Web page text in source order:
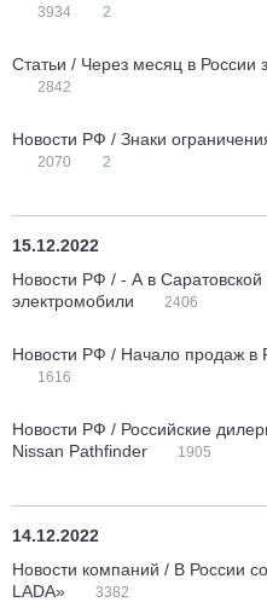
3934 2
Статьи / Через месяц в России
2842
Новости РФ / Знаки
2070 2
15.12.2022
Новости РФ / - А в
электромобили
2406
Новости РФ / Начало продаж в
1616
Новости РФ / Российские
Nissan Pathfinder
1905
14.12.2022
Новости компаний / В России
LADA»
3382